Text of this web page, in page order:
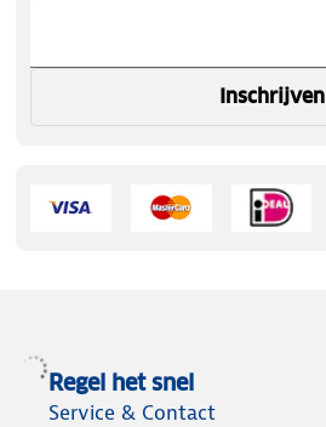
Inschrijven
Regel het snel
Service & Contact